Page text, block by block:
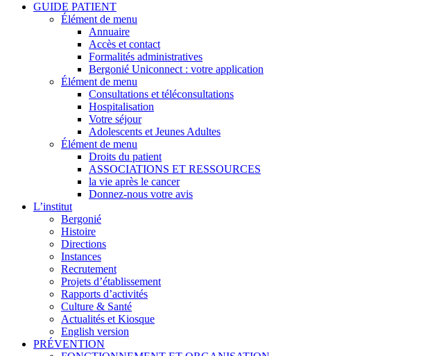
GUIDE PATIENT
Élément de menu
Annuaire
Accès et contact
Formalités administratives
Bergonié Uniconnect : votre application
Élément de menu
Consultations et téléconsultations
Hospitalisation
Votre séjour
Adolescents et Jeunes Adultes
Élément de menu
Droits du patient
ASSOCIATIONS ET RESSOURCES
la vie après le cancer
Donnez-nous votre avis
L’institut
Bergonié
Histoire
Directions
Instances
Recrutement
Projets d’établissement
Rapports d’activités
Culture & Santé
Actualités et Kiosque
English version
PRÉVENTION